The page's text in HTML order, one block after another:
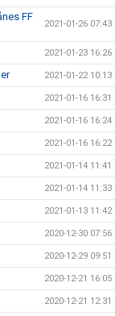
FF
2021-01-26 07:43
2021-01-23 16:26
2021-01-22 10:13
2021-01-16 16:31
2021-01-16 16:24
2021-01-16 16:22
2021-01-14 11:41
2021-01-14 11:33
2021-01-13 11:42
2020-12-30 07:56
2020-12-29 09:51
2020-12-21 16:05
2020-12-21 12:31